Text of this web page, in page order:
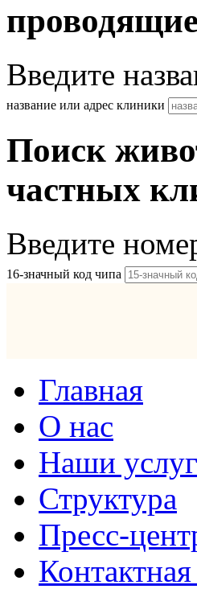
Введите
название или адрес клиники
Поиск
частных
Введите
16-значный код чипа
Главная
О нас
Наши
Структура
Пресс-